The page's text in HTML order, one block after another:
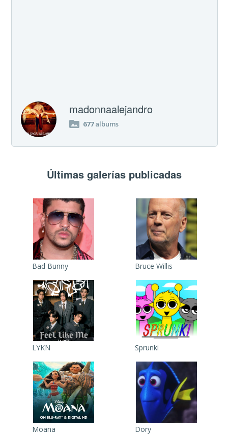
madonnaalejandro
677albums
Últimas galerías publicadas
Bad Bunny Bruce Willis
LYKN Sprunki
Moana Dory